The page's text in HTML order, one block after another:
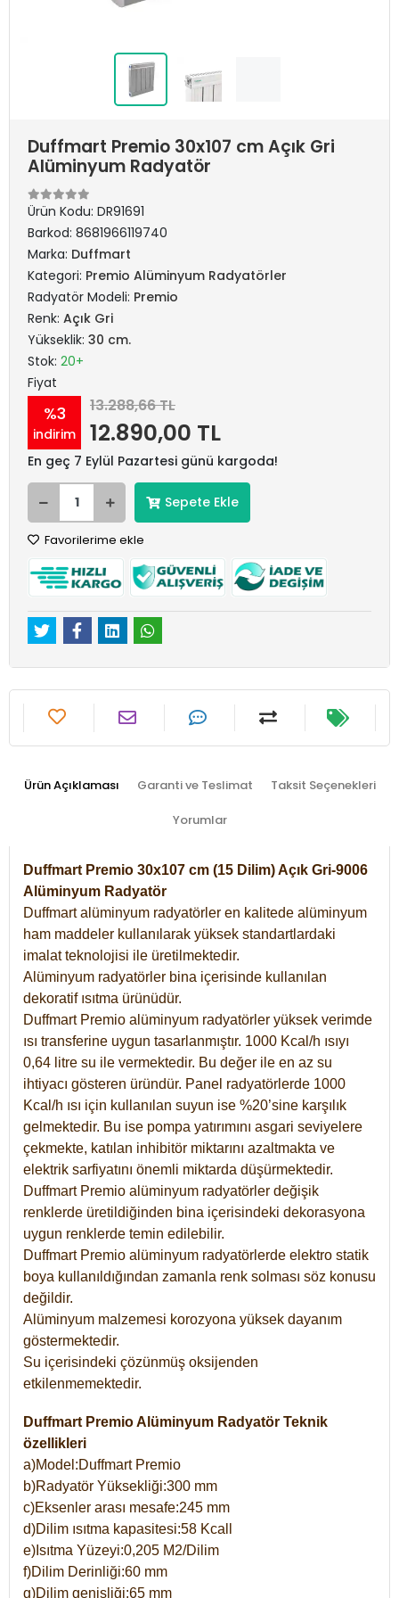
Duffmart Premio 30x107 cm Açık Gri
Alüminyum Radyatör
Ürün Kodu: DR91691
Barkod: 8681966119740
Marka: Duffmart
Kategori: Premio Alüminyum Radyatörler
Radyatör Modeli: Premio
Renk: Açık Gri
Yükseklik: 30 cm.
Stok: 20+
Fiyat
%3
indirim
13.288,66 TL
12.890,00 TL
En geç 7 Eylül Pazartesi günü kargoda!
Sepete Ekle
Favorilerime ekle
Ürün Açıklaması Garanti ve Teslimat Taksit Seçenekleri
Yorumlar
Duffmart Premio 30x107 cm (15 Dilim) Açık Gri-9006
Alüminyum Radyatör
Duffmart alüminyum radyatörler en kalitede alüminyum
ham maddeler kullanılarak yüksek standartlardaki
imalat teknolojisi ile üretilmektedir.
Alüminyum radyatörler bina içerisinde kullanılan
dekoratif ısıtma ürünüdür.
Duffmart Premio alüminyum radyatörler yüksek verimde
ısı transferine uygun tasarlanmıştır. 1000 Kcal/h ısıyı
0,64 litre su ile vermektedir. Bu değer ile en az su
ihtiyacı gösteren üründür. Panel radyatörlerde 1000
Kcal/h ısı için kullanılan suyun ise %20’sine karşılık
gelmektedir. Bu ise pompa yatırımını asgari seviyelere
çekmekte, katılan inhibitör miktarını azaltmakta ve
elektrik sarfiyatını önemli miktarda düşürmektedir.
Duffmart Premio alüminyum radyatörler değişik
renklerde üretildiğinden bina içerisindeki dekorasyona
uygun renklerde temin edilebilir.
Duffmart Premio alüminyum radyatörlerde elektro statik
boya kullanıldığından zamanla renk solması söz konusu
değildir.
Alüminyum malzemesi korozyona yüksek dayanım
göstermektedir.
Su içerisindeki çözünmüş oksijenden
etkilenmemektedir.
Duffmart Premio Alüminyum Radyatör Teknik
özellikleri
a)Model:Duffmart Premio
b)Radyatör Yüksekliği:300 mm
c)Eksenler arası mesafe:245 mm
d)Dilim ısıtma kapasitesi:58 Kcall
e)Isıtma Yüzeyi:0,205 M2/Dilim
f)Dilim Derinliği:60 mm
g)Dilim genişliği:65 mm